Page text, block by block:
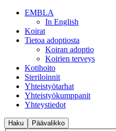
EMBLA
In English
Koirat
Tietoa adoptiosta
Koiran adoptio
Koirien terveys
Kotihoito
Steriloinnit
Yhteistyötarhat
Yhteistyökumppanit
Yhteystiedot
Haku Päävalikko